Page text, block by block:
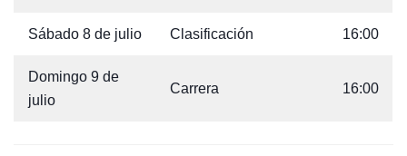
Sábado 8 de julio Clasificación 16:00
Domingo 9 de
julio
Carrera 16:00